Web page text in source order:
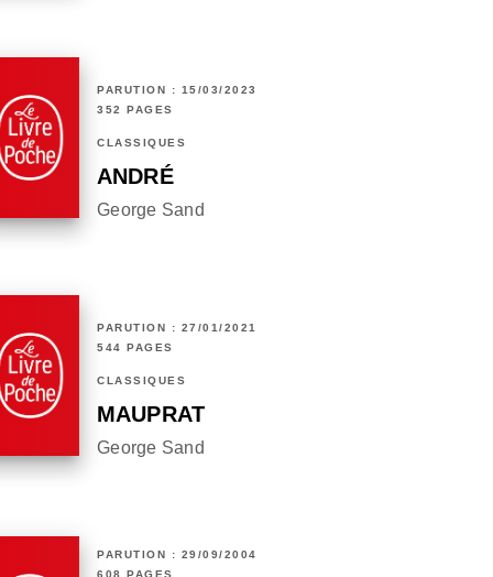
PARUTION : 15/03/2023
352 PAGES
CLASSIQUES
ANDRÉ
George Sand
PARUTION : 27/01/2021
544 PAGES
CLASSIQUES
MAUPRAT
George Sand
PARUTION : 29/09/2004